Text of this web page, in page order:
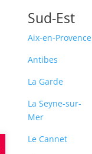
Sud-Est
Aix-en-Provence
Antibes
La Garde
La Seyne-sur-
Mer
Le Cannet